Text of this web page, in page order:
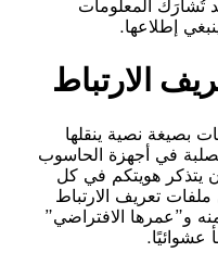
تُشارَك المعلومات
إطلاعها.
الارتباط
بصيغة نصية ينقلها
في أجهزة الحاسوب
يتذكر هويتكم في كل
تعريف الارتباط
و”عمرها الافتراضي”
عشوائيًا.